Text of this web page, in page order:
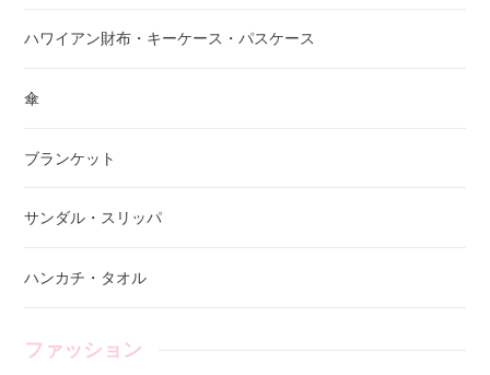
ハワイアン財布・キーケース・パスケース
傘
ブランケット
サンダル・スリッパ
ハンカチ・タオル
ファッション